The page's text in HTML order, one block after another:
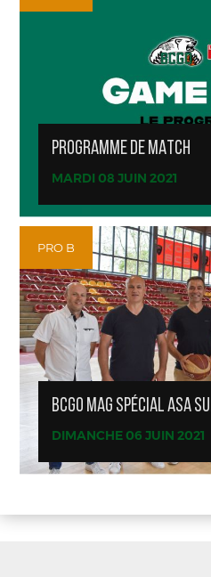
PROGRAMME DE MATCH
MARDI 08 JUIN 2021
PRO B
BCGO MAG SPÉCIAL ASA
DIMANCHE 06 JUIN 2021